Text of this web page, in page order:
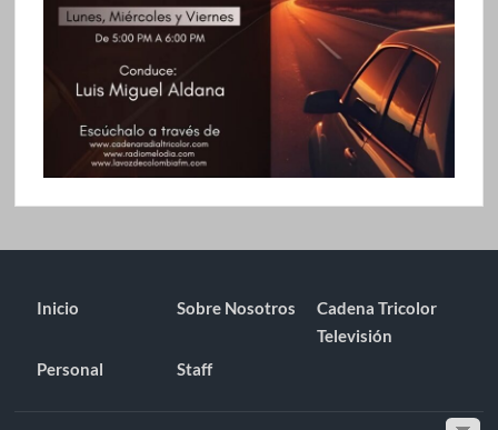
Inicio Sobre Nosotros
Cadena Tricolor
Televisión
Personal
Staff